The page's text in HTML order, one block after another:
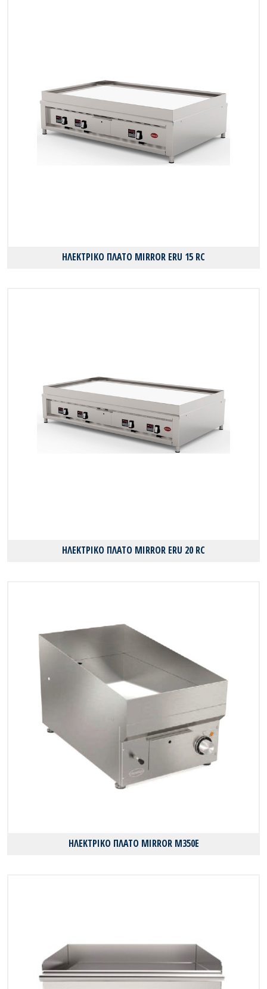
ΗΛΕΚΤΡΙΚΟ ΠΛΑΤΟ MIRROR ERU 15 RC
ΗΛΕΚΤΡΙΚΟ ΠΛΑΤΟ MIRROR ERU 20 RC
ΗΛΕΚΤΡΙΚΟ ΠΛΑΤΟ MIRROR M350E